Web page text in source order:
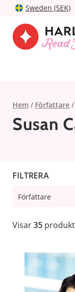
Sweden (SEK)
Hem Författare
Susan
FILTRERA
Författare
Visar35